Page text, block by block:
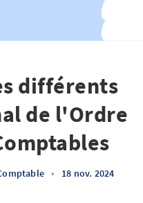
différents
de l'Ordre
• 18 nov. 2024